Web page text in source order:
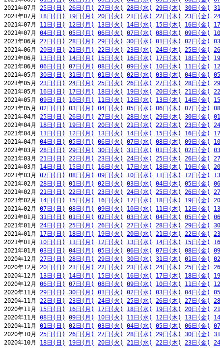
2021年07月 25日(日) 26日(月) 27日(火) 28日(水) 29日(木) 30日(金)
2021年07月 18日(日) 19日(月) 20日(火) 21日(水) 22日(木) 23日(金)
2021年07月 11日(日) 12日(月) 13日(火) 14日(水) 15日(木) 16日(金)
2021年07月 04日(日) 05日(月) 06日(火) 07日(水) 08日(木) 09日(金)
2021年06月 27日(日) 28日(月) 29日(火) 30日(水) 01日(木) 02日(金)
2021年06月 20日(日) 21日(月) 22日(火) 23日(水) 24日(木) 25日(金)
2021年06月 13日(日) 14日(月) 15日(火) 16日(水) 17日(木) 18日(金)
2021年06月 06日(日) 07日(月) 08日(火) 09日(水) 10日(木) 11日(金)
2021年05月 30日(日) 31日(月) 01日(火) 02日(水) 03日(木) 04日(金)
2021年05月 23日(日) 24日(月) 25日(火) 26日(水) 27日(木) 28日(金)
2021年05月 16日(日) 17日(月) 18日(火) 19日(水) 20日(木) 21日(金)
2021年05月 09日(日) 10日(月) 11日(火) 12日(水) 13日(木) 14日(金)
2021年05月 02日(日) 03日(月) 04日(火) 05日(水) 06日(木) 07日(金)
2021年04月 25日(日) 26日(月) 27日(火) 28日(水) 29日(木) 30日(金)
2021年04月 18日(日) 19日(月) 20日(火) 21日(水) 22日(木) 23日(金)
2021年04月 11日(日) 12日(月) 13日(火) 14日(水) 15日(木) 16日(金)
2021年04月 04日(日) 05日(月) 06日(火) 07日(水) 08日(木) 09日(金)
2021年03月 28日(日) 29日(月) 30日(火) 31日(水) 01日(木) 02日(金)
2021年03月 21日(日) 22日(月) 23日(火) 24日(水) 25日(木) 26日(金)
2021年03月 14日(日) 15日(月) 16日(火) 17日(水) 18日(木) 19日(金)
2021年03月 07日(日) 08日(月) 09日(火) 10日(水) 11日(木) 12日(金)
2021年02月 28日(日) 01日(月) 02日(火) 03日(水) 04日(木) 05日(金)
2021年02月 21日(日) 22日(月) 23日(火) 24日(水) 25日(木) 26日(金)
2021年02月 14日(日) 15日(月) 16日(火) 17日(水) 18日(木) 19日(金)
2021年02月 07日(日) 08日(月) 09日(火) 10日(水) 11日(木) 12日(金)
2021年01月 31日(日) 01日(月) 02日(火) 03日(水) 04日(木) 05日(金)
2021年01月 24日(日) 25日(月) 26日(火) 27日(水) 28日(木) 29日(金)
2021年01月 17日(日) 18日(月) 19日(火) 20日(水) 21日(木) 22日(金)
2021年01月 10日(日) 11日(月) 12日(火) 13日(水) 14日(木) 15日(金)
2021年01月 03日(日) 04日(月) 05日(火) 06日(水) 07日(木) 08日(金)
2020年12月 27日(日) 28日(月) 29日(火) 30日(水) 31日(木) 01日(金)
2020年12月 20日(日) 21日(月) 22日(火) 23日(水) 24日(木) 25日(金)
2020年12月 13日(日) 14日(月) 15日(火) 16日(水) 17日(木) 18日(金)
2020年12月 06日(日) 07日(月) 08日(火) 09日(水) 10日(木) 11日(金)
2020年11月 29日(日) 30日(月) 01日(火) 02日(水) 03日(木) 04日(金)
2020年11月 22日(日) 23日(月) 24日(火) 25日(水) 26日(木) 27日(金)
2020年11月 15日(日) 16日(月) 17日(火) 18日(水) 19日(木) 20日(金)
2020年11月 08日(日) 09日(月) 10日(火) 11日(水) 12日(木) 13日(金)
2020年11月 01日(日) 02日(月) 03日(火) 04日(水) 05日(木) 06日(金)
2020年10月 25日(日) 26日(月) 27日(火) 28日(水) 29日(木) 30日(金)
2020年10月 18日(日) 19日(月) 20日(火) 21日(水) 22日(木) 23日(金)